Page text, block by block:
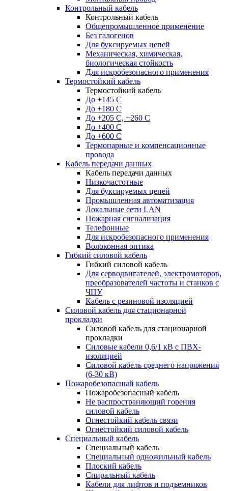
Контрольный кабель
Контрольный кабель
Общепромышленное применение
Без галогенов
Для буксируемых цепей
Механическая, химическая,
биологическая стойкость
Для искробезопасного применения
Термостойкий кабель
Термостойкий кабель
До +145 С
До +180 C
До +205 С, +260 С
До +400 C
До +600 С
Термопарные и компенсационные
провода
Кабель передачи данных
Кабель передачи данных
Низкочастотные
Для буксируемых цепей
Промышленная автоматизация
Локальные сети LAN
Пожарная сигнализация
Телефонные
Для искробезопасного применения
Волоконная оптика
Гибкий силовой кабель
Гибкий силовой кабель
Для серводвигателей, электромоторов,
преобразователей частоты и станков с
ЧПУ
Кабель с резиновой изоляцией
Силовой кабель для стационарной
прокладки
Силовой кабель для стационарной
прокладки
Силовые кабели 0,6/1 кВ с ПВХ-
изоляцией
Силовой кабель среднего напряжения
(6-30 кВ)
Пожаробезопасный кабель
Пожаробезопасный кабель
Не распространяющий горения
силовой кабель
Огнестойкий кабель связи
Огнестойкий силовой кабель
Специальный кабель
Специальный кабель
Специальный одножильный кабель
Плоский кабель
Спиральный кабель
Кабели для лифтов и подъемников